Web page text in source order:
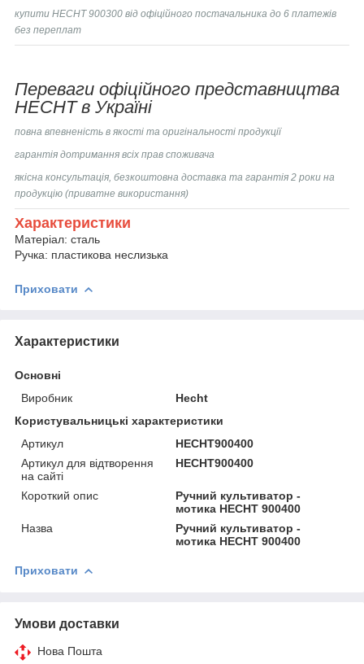
купити HECHT 900300 від офіційного постачальника до 6 платежів
без переплат
Переваги офіційного представництва
HECHT в Україні
повна впевненість в якості та оригінальності продукції
гарантія дотримання всіх прав споживача
якісна консультація, безкоштовна доставка та гарантія 2 роки на
продукцію (приватне використання)
Характеристики
Матеріал: сталь
Ручка: пластикова неслизька
Приховати
Характеристики
Основні
Виробник
Hecht
Користувальницькі характеристики
Артикул
HECHT900400
Артикул для відтворення
на сайті
HECHT900400
Короткий опис
Ручний культиватор -
мотика HECHT 900400
Назва
Ручний культиватор -
мотика HECHT 900400
Приховати
Умови доставки
Нова Пошта